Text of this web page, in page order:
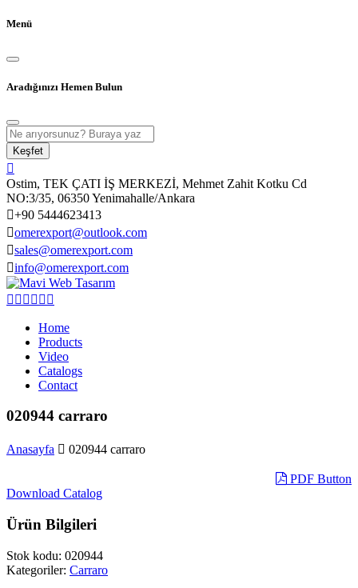
Menü
Aradığınızı Hemen Bulun
Keşfet
Ostim, TEK ÇATI İŞ MERKEZİ, Mehmet Zahit Kotku Cd
NO:3/35, 06350 Yenimahalle/Ankara
+90 5444623413
omerexport@outlook.com
sales@omerexport.com
info@omerexport.com
Home
Products
Video
Catalogs
Contact
020944 carraro
Anasayfa 020944 carraro
PDF Button
Download Catalog
Ürün Bilgileri
Stok kodu: 020944
Kategoriler: Carraro